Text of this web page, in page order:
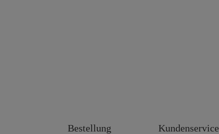
Bestellung Kundenservice